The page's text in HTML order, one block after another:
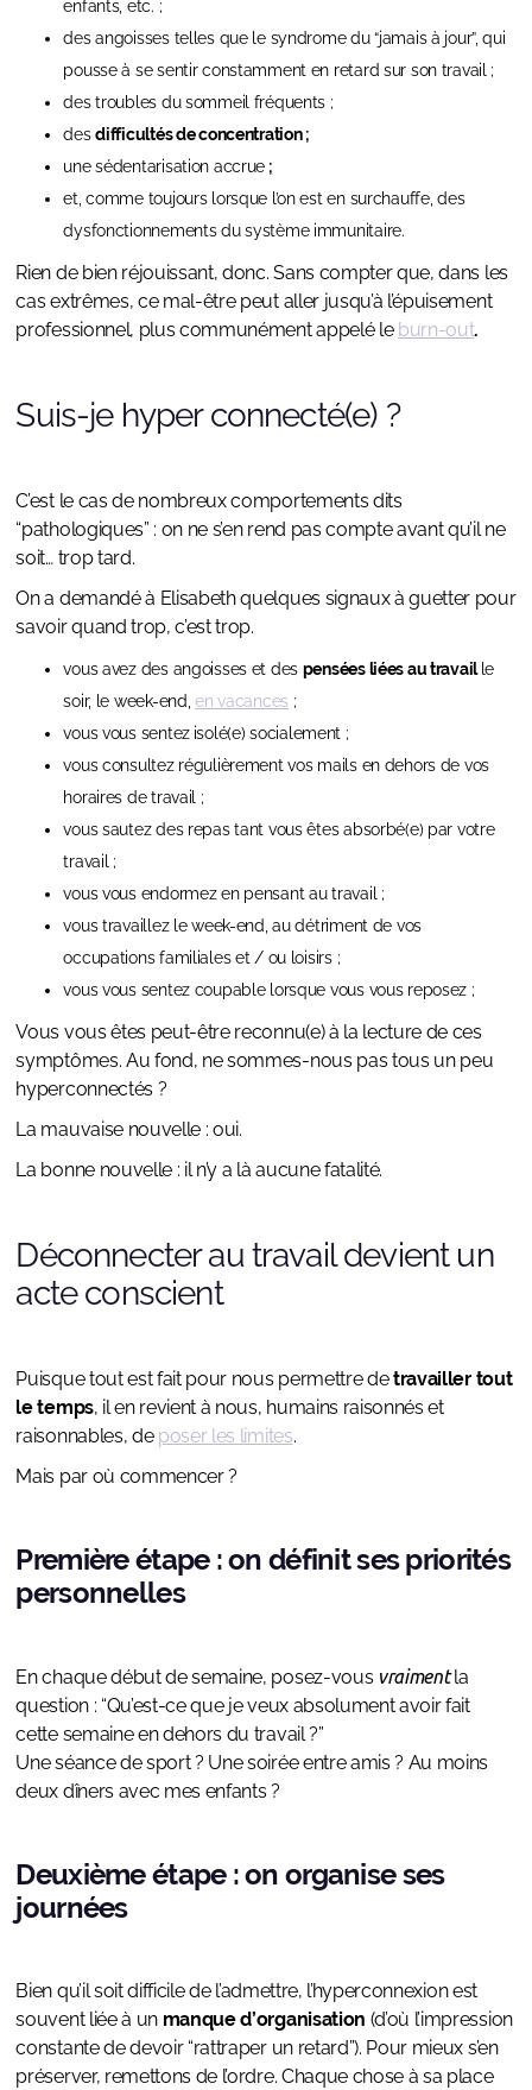
enfants, etc. ;
des angoisses telles que le syndrome du “jamais à jour”, qui
pousse à se sentir constamment en retard sur son travail ;
des troubles du sommeil fréquents ;
desdifficultés de concentration ;
une sédentarisation accrue ;
et, comme toujours lorsque l’on est en surchauffe, des
dysfonctionnements du système immunitaire.
Rien de bien réjouissant, donc. Sans compter que, dans les
cas extrêmes, ce mal-être peut aller jusqu’à l’épuisement
professionnel, plus communément appelé le burn-out.
Suis-je hyper connecté(e) ?
C’est le cas de nombreux comportements dits
“pathologiques” : on ne s’en rend pas compte avant qu’il ne
soit… trop tard.
On a demandé à Elisabeth quelques signaux à guetter pour
savoir quand trop, c’est trop.
vous avez des angoisses et des pensées liées au travaille
soir, le week-end,en vacances ;
vous vous sentez isolé(e) socialement ;
vous consultez régulièrement vos mails en dehors de vos
horaires de travail ;
vous sautez des repas tant vous êtes absorbé(e) par votre
travail ;
vous vous endormez en pensant au travail ;
vous travaillez le week-end, au détriment de vos
occupations familiales et / ou loisirs ;
vous vous sentez coupable lorsque vous vous reposez ;
Vous vous êtes peut-être reconnu(e) à la lecture de ces
symptômes. Au fond, ne sommes-nous pas tous un peu
hyperconnectés ?
La mauvaise nouvelle : oui.
La bonne nouvelle : il n’y a là aucune fatalité.
Déconnecter au travail devient un
acte conscient
Puisque tout est fait pour nous permettre detravailler tout
le temps, il en revient à nous, humains raisonnés et
raisonnables, de poser les limites.
Mais par où commencer ?
Première étape : on définit ses priorités
personnelles
En chaque début de semaine, posez-vous vraimentla
question : “Qu’est-ce que je veux absolument avoir fait
cette semaine en dehors du travail ?”
Une séance de sport ? Une soirée entre amis ? Au moins
deux dîners avec mes enfants ?
Deuxième étape : on organise ses
journées
Bien qu’il soit difficile de l’admettre, l’hyperconnexion est
souvent liée à un manque d’organisation (d’où l’impression
constante de devoir “rattraper un retard”). Pour mieux s’en
préserver, remettons de l’ordre. Chaque chose à sa place